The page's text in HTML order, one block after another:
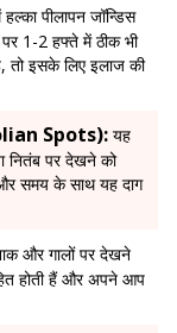
पीलापन जॉन्डिस
1-2 हफ्ते में ठीक भी
तो इसके लिए इलाज की
Spots): यह
नितंब पर देखने को
और समय के साथ यह दाग
और गालों पर देखने
होती हैं और अपने आप